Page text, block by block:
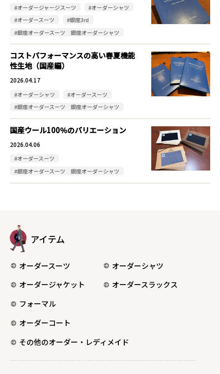
#オーダージャージスーツ
#オーダーシャツ
#オーダースーツ
#銀座3rd
#銀座オーダースーツ 銀座オーダーシャツ
コストパフォーマンスの高い春夏機能
性生地（国産編）
2026.04.17
#オーダーシャツ
#オーダースーツ
#銀座オーダースーツ 銀座オーダーシャツ
国産ウール100％のバリエーション
2026.04.06
#オーダースーツ
#銀座オーダースーツ 銀座オーダーシャツ
アイテム
オーダースーツ
オーダーシャツ
オーダージャケット
オーダースラックス
フォーマル
オーダーコート
その他のオーダー・レディメイド